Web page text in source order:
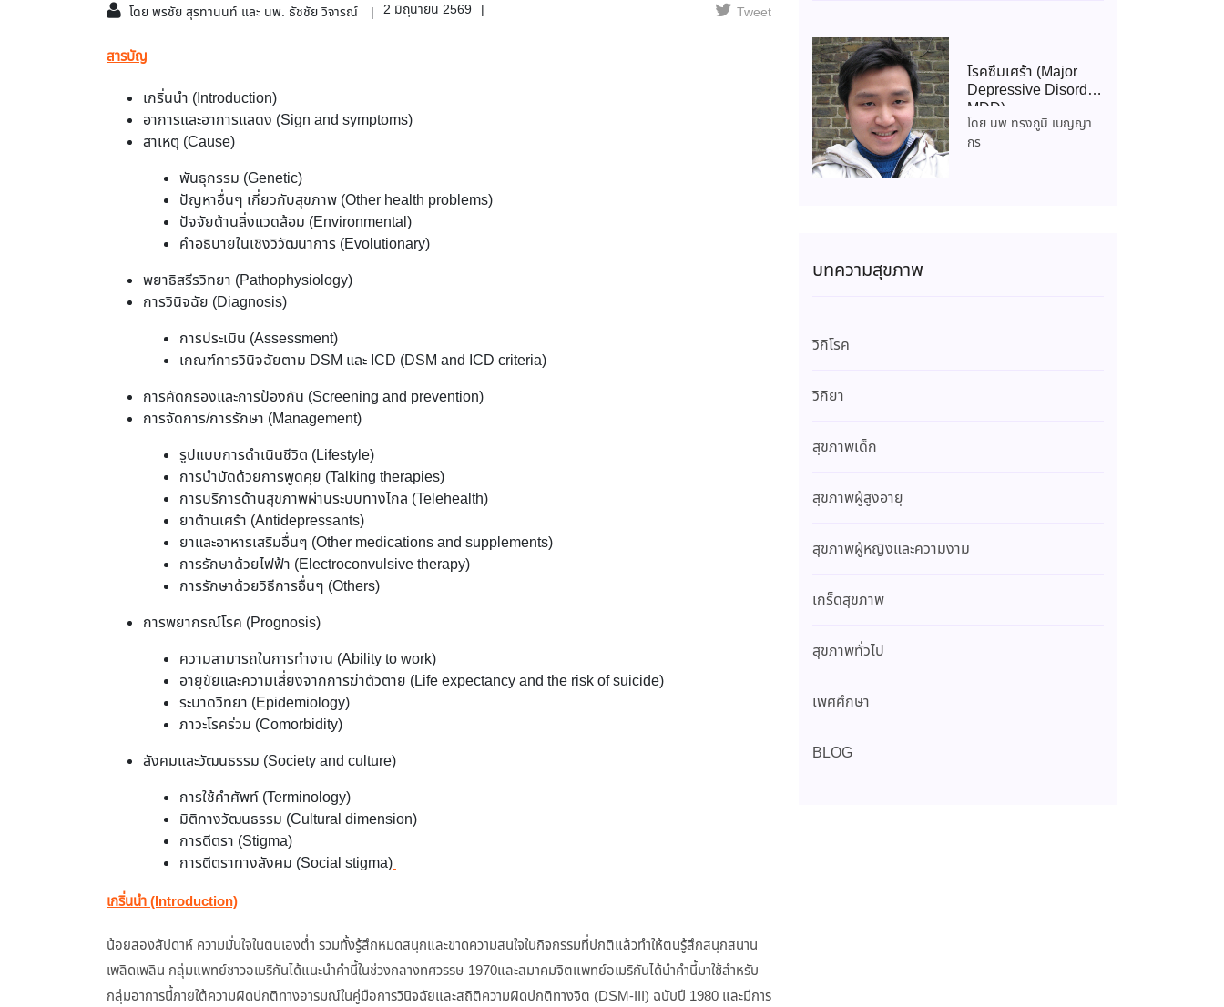
โดย พรชัย สุรทานนท์ และ นพ. ธัชชัย วิจารณ์ 2 มิถุนายน 2569 Tweet
สารบัญ
เกริ่นนำ (Introduction)
อาการและอาการแสดง (Sign and symptoms)
สาเหตุ (Cause)
พันธุกรรม (Genetic)
ปัญหาอื่นๆ เกี่ยวกับสุขภาพ (Other health problems)
ปัจจัยด้านสิ่งแวดล้อม (Environmental)
คำอธิบายในเชิงวิวัฒนาการ (Evolutionary)
พยาธิสรีรวิทยา (Pathophysiology)
การวินิจฉัย (Diagnosis)
การประเมิน (Assessment)
เกณฑ์การวินิจฉัยตาม DSM และ ICD (DSM and ICD criteria)
การคัดกรองและการป้องกัน (Screening and prevention)
การจัดการ/การรักษา (Management)
รูปแบบการดำเนินชีวิต (Lifestyle)
การบำบัดด้วยการพูดคุย (Talking therapies)
การบริการด้านสุขภาพผ่านระบบทางไกล (Telehealth)
ยาต้านเศร้า (Antidepressants)
ยาและอาหารเสริมอื่นๆ (Other medications and supplements)
การรักษาด้วยไฟฟ้า (Electroconvulsive therapy)
การรักษาด้วยวิธีการอื่นๆ (Others)
การพยากรณ์โรค (Prognosis)
ความสามารถในการทำงาน (Ability to work)
อายุขัยและความเสี่ยงจากการฆ่าตัวตาย (Life expectancy and the risk of suicide)
ระบาดวิทยา (Epidemiology)
ภาวะโรคร่วม (Comorbidity)
สังคมและวัฒนธรรม (Society and culture)
การใช้คำศัพท์ (Terminology)
มิติทางวัฒนธรรม (Cultural dimension)
การตีตรา (Stigma)
การตีตราทางสังคม (Social stigma)
เกริ่นนำ(Introduction)
น้อยสองสัปดาห์ ความมั่นใจในตนเองต่ำ รวมทั้งรู้สึกหมดสนุกและขาดความสนใจในกิจกรรมที่ปกติแล้วทำให้ตนรู้สึกสนุกสนาน
เพลิดเพลิน กลุ่มแพทย์ชาวอเมริกันได้แนะนำคำนี้ในช่วงกลางทศวรรษ 1970และสมาคมจิตแพทย์อเมริกันได้นำคำนี้มาใช้สำหรับ
กลุ่มอาการนี้ภายใต้ความผิดปกติทางอารมณ์ในคู่มือการวินิจฉัยและสถิติความผิดปกติทางจิต (DSM-III) ฉบับปี 1980 และมีการ
โรคซึมเศร้า (Major
Depressive Disorder:
MDD)
โดย นพ.ทรงภูมิ เบญญา
กร
บทความสุขภาพ
วิกิโรค
วิกิยา
สุขภาพเด็ก
สุขภาพผู้สูงอายุ
สุขภาพผู้หญิงและความงาม
เกร็ดสุขภาพ
สุขภาพทั่วไป
เพศศึกษา
BLOG